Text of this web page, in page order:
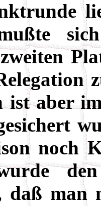
ist aber
noch
daß